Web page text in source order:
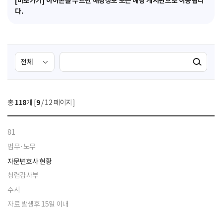
다.
검
색
선
택
색
검색실행
총 118개 [9/ 12 페이지]
81
법무·노무
자문변호사 현황
청렴감사부
수시
자료 발생후 15일 이내